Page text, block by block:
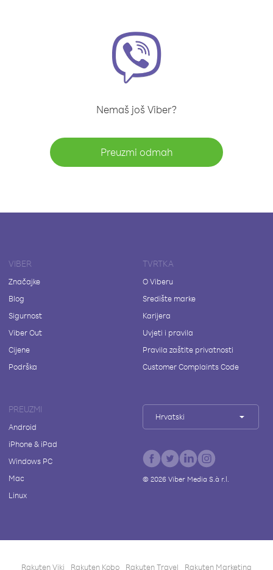
Nemaš još Viber?
Preuzmi odmah
VIBER
Značajke
Blog
Sigurnost
Viber Out
Cijene
Podrška
TVRTKA
O Viberu
Središte marke
Karijera
Uvjeti i pravila
Pravila zaštite privatnosti
Customer Complaints Code
PREUZMI
Android
iPhone & iPad
Windows PC
Mac
Linux
Hrvatski
© 2026Viber Media S.à r.l.
Rakuten Viki Rakuten Kobo Rakuten Travel Rakuten Marketing